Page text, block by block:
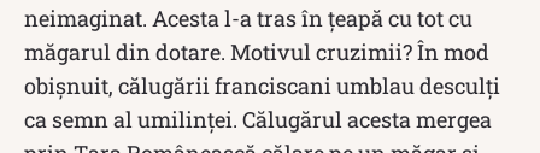
neimaginat. Acesta l-a tras în țeapă cu tot cu
măgarul din dotare. Motivul cruzimii? În mod
obișnuit, călugării franciscani umblau desculți
ca semn al umilinței. Călugărul acesta mergea